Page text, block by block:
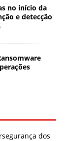
no início da
e detecção
dos